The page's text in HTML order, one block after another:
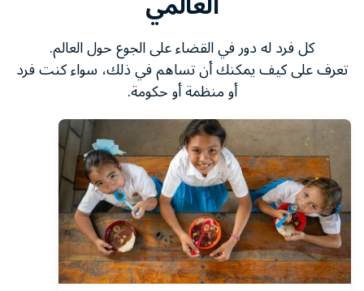
كل فرد له دور في القضاء على الجوع حول العالم.
تعرف على كيف يمكنك أن تساهم في ذلك، سواء كنت فرد
أو منظمة أو حكومة.